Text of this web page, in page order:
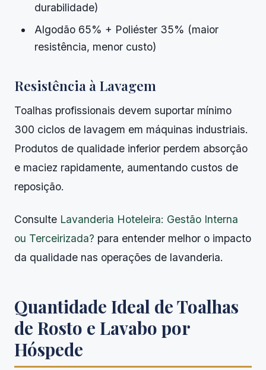
durabilidade)
Algodão 65% + Poliéster 35% (maior
resistência, menor custo)
Resistência à Lavagem
Toalhas profissionais devem suportar mínimo
300 ciclos de lavagem em máquinas industriais.
Produtos de qualidade inferior perdem absorção
e maciez rapidamente, aumentando custos de
reposição.
Consulte Lavanderia Hoteleira: Gestão Interna
ou Terceirizada? para entender melhor o impacto
da qualidade nas operações de lavanderia.
Quantidade Ideal de Toalhas
de Rosto e Lavabo por
Hóspede